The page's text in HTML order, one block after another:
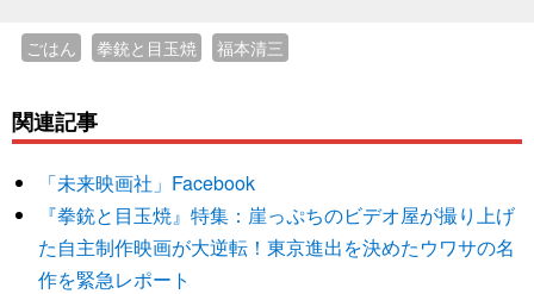
ごはん 拳銃と目玉焼 福本清三
関連記事
「未来映画社」Facebook
『拳銃と目玉焼』特集：崖っぷちのビデオ屋が撮り上げ
た自主制作映画が大逆転！東京進出を決めたウワサの名
作を緊急レポート